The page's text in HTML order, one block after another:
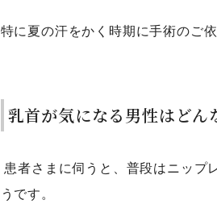
特に夏の汗をかく時期に手術のご
乳首が気になる男性はどん
患者さまに伺うと、普段はニップ
うです。